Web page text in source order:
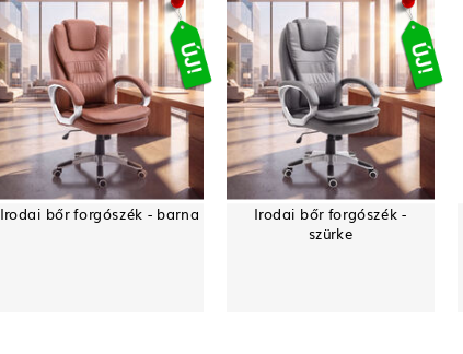
Irodai bőr forgószék - barna
Irodai bőr forgószék -
szürke